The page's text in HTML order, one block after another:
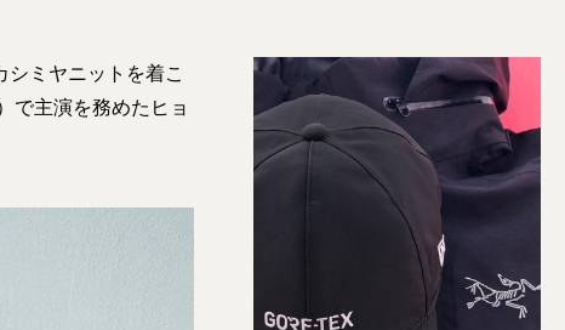
ミヤニットを着こ
で主演を務めたヒョ